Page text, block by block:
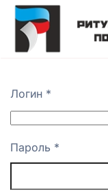
Skip
content
Логин *
Пароль *